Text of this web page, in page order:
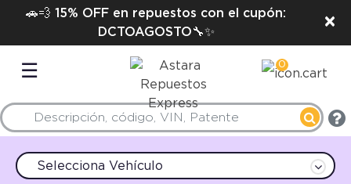
🚗💨 15% OFF en repuestos con el cupón:
DCTOAGOSTO🔧✨
×
☰ 0
Selecciona Vehículo